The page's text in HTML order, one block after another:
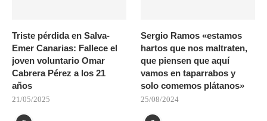
Triste pérdida en Salva-
Emer Canarias: Fallece el
joven voluntario Omar
Cabrera Pérez a los 21
años
21/05/2025
Sergio Ramos «estamos
hartos que nos maltraten,
que piensen que aquí
vamos en taparrabos y
solo comemos plátanos»
25/08/2024